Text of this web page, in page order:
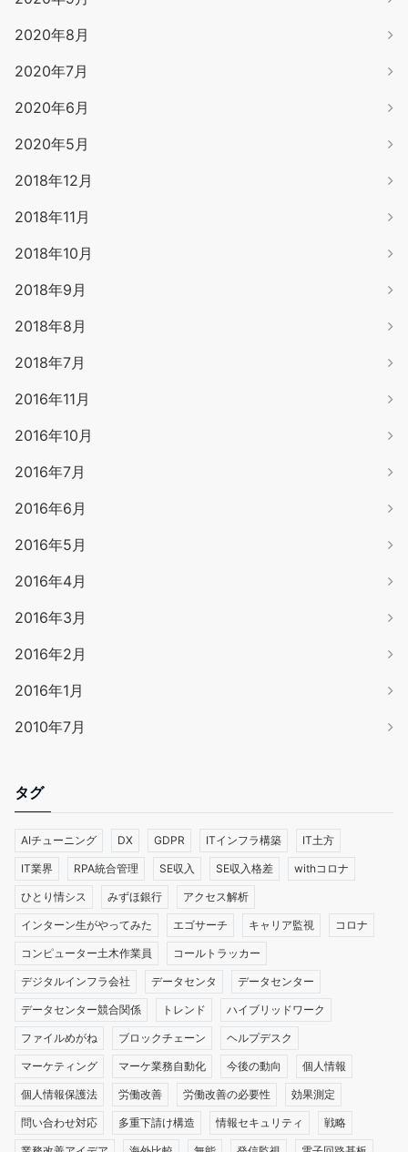
2020年8月
2020年7月
2020年6月
2020年5月
2018年12月
2018年11月
2018年10月
2018年9月
2018年8月
2018年7月
2016年11月
2016年10月
2016年7月
2016年6月
2016年5月
2016年4月
2016年3月
2016年2月
2016年1月
2010年7月
タグ
AIチューニング DX GDPR ITインフラ構築 IT土方
IT業界 RPA統合管理 SE収入 SE収入格差 withコロナ
ひとり情シス みずほ銀行 アクセス解析
インターン生がやってみた エゴサーチ キャリア監視 コロナ
コンピューター土木作業員 コールトラッカー
デジタルインフラ会社 データセンタ データセンター
データセンター競合関係 トレンド ハイブリッドワーク
ファイルめがね ブロックチェーン ヘルプデスク
マーケティング マーケ業務自動化 今後の動向 個人情報
個人情報保護法 労働改善 労働改善の必要性 効果測定
問い合わせ対応 多重下請け構造 情報セキュリティ 戦略